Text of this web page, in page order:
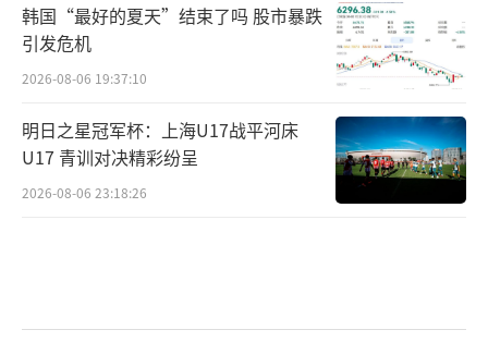
韩国“最好的夏天”结束了吗 股市暴跌
引发危机
2026-08-06 19:37:10
明日之星冠军杯：上海U17战平河床
U17 青训对决精彩纷呈
2026-08-06 23:18:26